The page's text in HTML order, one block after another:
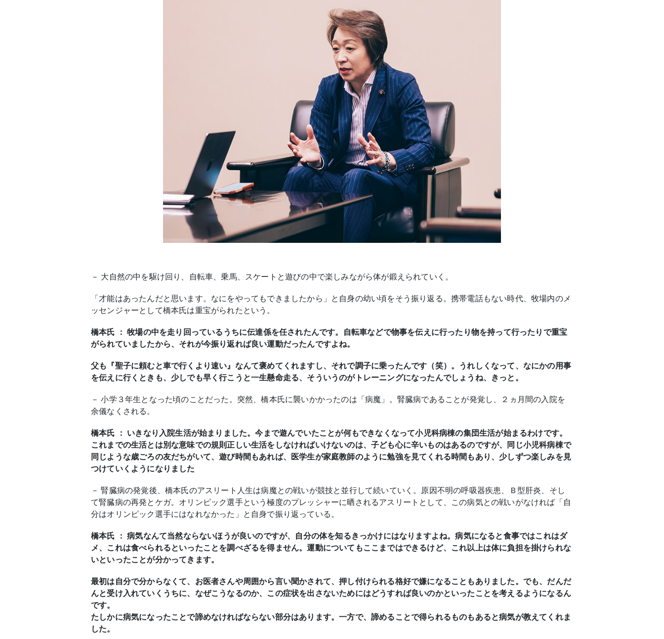
－ 大自然の中を駆け回り、自転車、乗馬、スケートと遊びの中で楽しみながら体が鍛えられていく。
「才能はあったんだと思います。なにをやってもできましたから」と自身の幼い頃をそう振り返る。携帯電話もない時代、牧場内のメ
ッセンジャーとして橋本氏は重宝がられたという。
橋本氏 ： 牧場の中を走り回っているうちに伝達係を任されたんです。自転車などで物事を伝えに行ったり物を持って行ったりで重宝
がられていましたから、それが今振り返れば良い運動だったんですよね。
父も『聖子に頼むと車で行くより速い』なんて褒めてくれますし、それで調子に乗ったんです（笑）。うれしくなって、なにかの用事
を伝えに行くときも、少しでも早く行こうと一生懸命走る、そういうのがトレーニングになったんでしょうね、きっと。
－ 小学３年生となった頃のことだった。突然、橋本氏に襲いかかったのは「病魔」。腎臓病であることが発覚し、２ヵ月間の入院を
余儀なくされる。
橋本氏 ： いきなり入院生活が始まりました。今まで遊んでいたことが何もできなくなって小児科病棟の集団生活が始まるわけです。
これまでの生活とは別な意味での規則正しい生活をしなければいけないのは、子ども心に辛いものはあるのですが、同じ小児科病棟で
同じような歳ごろの友だちがいて、遊び時間もあれば、医学生が家庭教師のように勉強を見てくれる時間もあり、少しずつ楽しみを見
つけていくようになりました
－ 腎臓病の発覚後、橋本氏のアスリート人生は病魔との戦いが競技と並行して続いていく。原因不明の呼吸器疾患、Ｂ型肝炎、そし
て腎臓病の再発とケガ。オリンピック選手という極度のプレッシャーに晒されるアスリートとして、この病気との戦いがなければ「自
分はオリンピック選手にはなれなかった」と自身で振り返っている。
橋本氏 ： 病気なんて当然ならないほうが良いのですが、自分の体を知るきっかけにはなりますよね。病気になると食事ではこれはダ
メ、これは食べられるといったことを調べざるを得ません。運動についてもここまではできるけど、これ以上は体に負担を掛けられな
いといったことが分かってきます。
最初は自分で分からなくて、お医者さんや周囲から言い聞かされて、押し付けられる格好で嫌になることもありました。でも、だんだ
んと受け入れていくうちに、なぜこうなるのか、この症状を出さないためにはどうすれば良いのかといったことを考えるようになるん
です。
たしかに病気になったことで諦めなければならない部分はあります。一方で、諦めることで得られるものもあると病気が教えてくれま
した。